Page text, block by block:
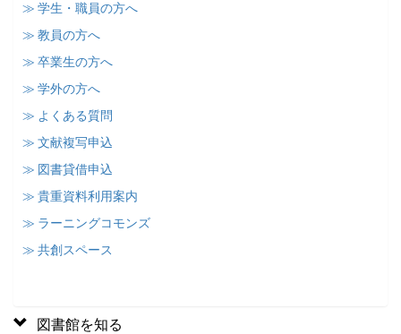
≫ 学生・職員の方へ
≫ 教員の方へ
≫ 卒業生の方へ
≫ 学外の方へ
≫ よくある質問
≫ 文献複写申込
≫ 図書貸借申込
≫ 貴重資料利用案内
≫ ラーニングコモンズ
≫ 共創スペース
図書館を知る